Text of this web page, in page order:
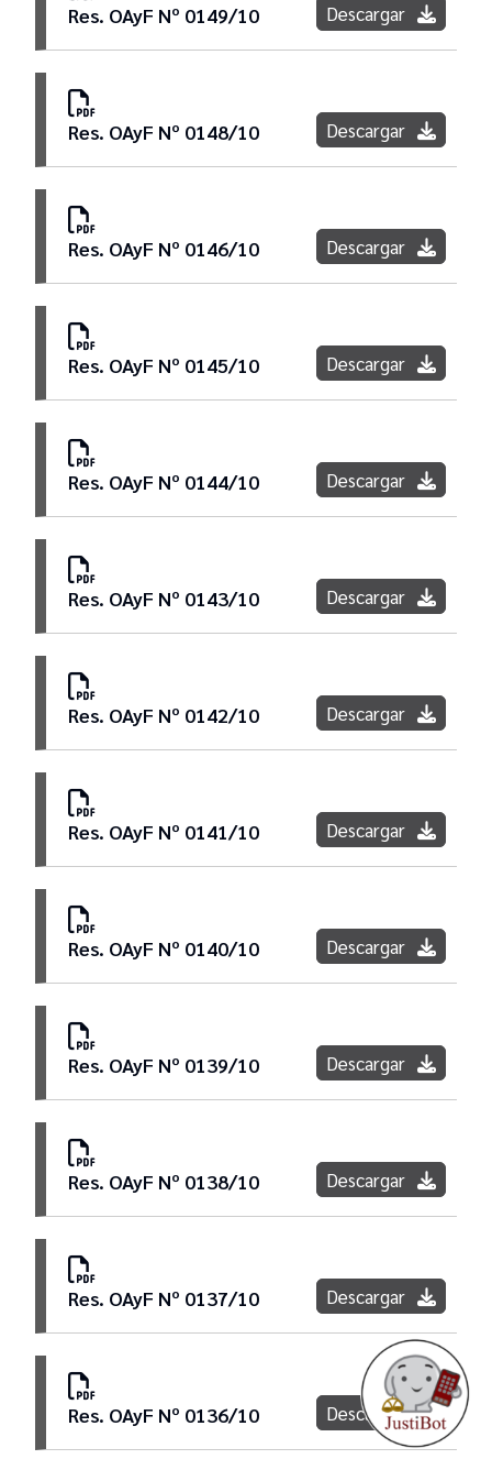
Res. OAyF Nº 0149/10 Descargar
Res. OAyF Nº 0148/10 Descargar
Res. OAyF Nº 0146/10 Descargar
Res. OAyF Nº 0145/10 Descargar
Res. OAyF Nº 0144/10 Descargar
Res. OAyF Nº 0143/10 Descargar
Res. OAyF Nº 0142/10 Descargar
Res. OAyF Nº 0141/10 Descargar
Res. OAyF Nº 0140/10 Descargar
Res. OAyF Nº 0139/10 Descargar
Res. OAyF Nº 0138/10 Descargar
Res. OAyF Nº 0137/10 Descargar
Res. OAyF Nº 0136/10 Descargar